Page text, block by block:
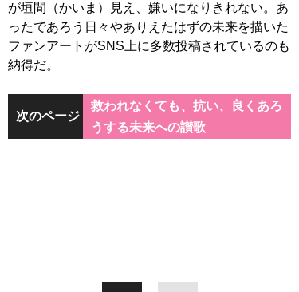
が垣間（かいま）見え、嫌いになりきれない。あ
ったであろう日々やありえたはずの未来を描いた
ファンアートがSNS上に多数投稿されているのも
納得だ。
次のページ
救われなくても、抗い、良くあろ
うする未来への讃歌